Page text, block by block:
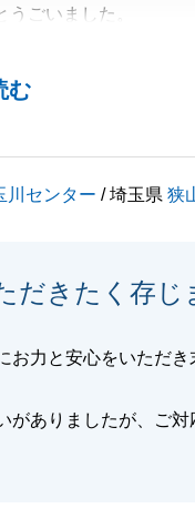
む
ごいました。
。
しくお願いいたします
川センター / 埼玉県狭
だきたく存じ
お力と安心をいただ
がありましたが、ご対